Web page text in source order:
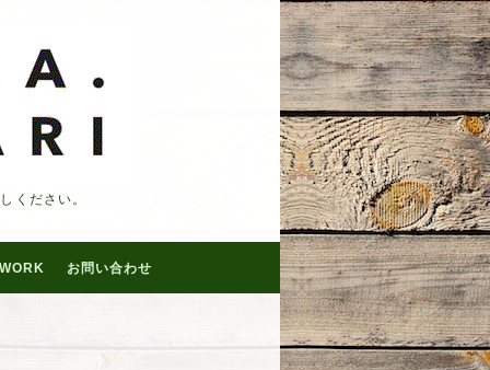
ください。
お問い合わせ